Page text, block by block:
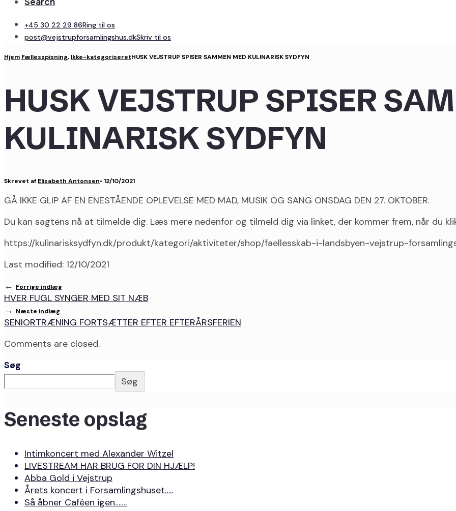
+45 30 22 29 86Ring til os
post@vejstrupforsamlingshus.dkSkriv til os
Hjem Fællesspisning, Ikke-kategoriseretHUSK VEJSTRUP SPISER SAMMEN MED KULINARISK SYDFYN
HUSK VEJSTRUP SPISER
KULINARISK SYDFYN
Skrevet af Elisabeth Antonsen• 12/10/2021
GÅ IKKE GLIP AF EN ENESTÅENDE OPLEVELSE MED MAD, MUSIK OG SANG ONSDAG DEN 27. OKTOBER.
Du kan sagtens nå at tilmelde dig. Læs mere nedenfor og tilmeld dig via linket, der kommer frem, når du
https://kulinarisksydfyn.dk/produkt/kategori/aktiviteter/shop/faellesskab-i-landsbyen-vejstrup-
Last modified: 12/10/2021
← Forrige indlæg
HVER FUGL SYNGER MED SIT NÆB
→ Næste indlæg
SENIORTRÆNING FORTSÆTTER EFTER EFTERÅRSFERIEN
Comments are closed.
Søg
Søg
Seneste opslag
Intimkoncert med Alexander Witzel
LIVESTREAM HAR BRUG FOR DIN HJÆLP!
Abba Gold i Vejstrup
Årets koncert i Forsamlingshuset…..
Så åbner Caféen igen…….